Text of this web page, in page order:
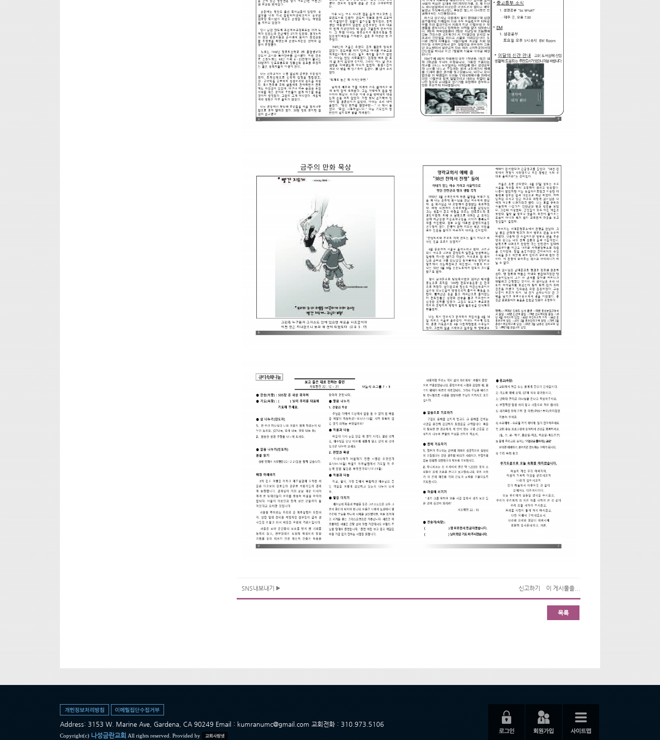
SNS내보내기 신고하기 이 게시물을...
목록
Address: 3153 W. Marine Ave, Gardena, CA 90249 Email : kumranumc@gmail.com 교회전화 : 310.973.5106
Copyright(c) 나성금란교회 All rights reserved. Provided by